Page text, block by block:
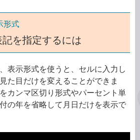
形式
を指定するには
表示形式を使うと、セルに入力し
た目だけを変えることができま
カンマ区切り形式やパーセント単
の年を省略して月日だけを表示で